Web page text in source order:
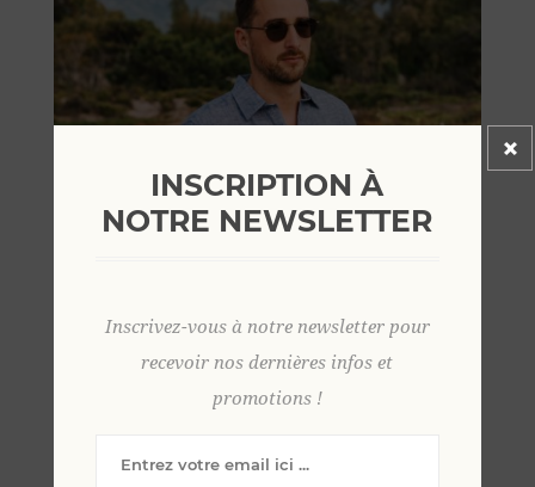
INSCRIPTION À
NOTRE NEWSLETTER
Inscrivez-vous à notre newsletter pour
recevoir nos dernières infos et
promotions !